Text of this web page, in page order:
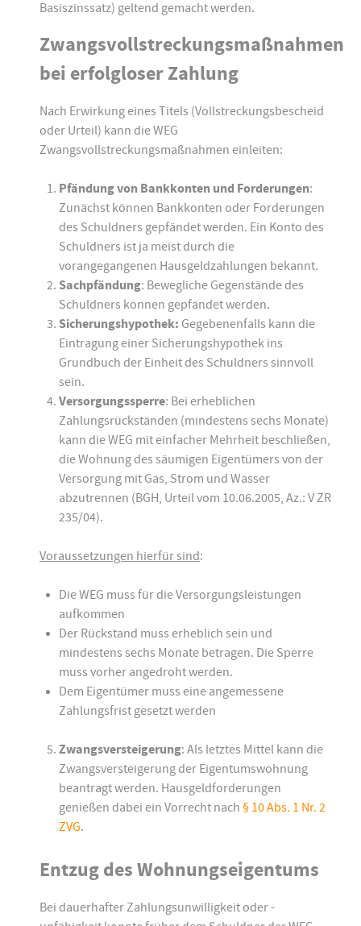
Basiszinssatz) geltend gemacht werden.
Zwangsvollstreckungsmaßnahmen
bei erfolgloser Zahlung
Nach Erwirkung eines Titels (Vollstreckungsbescheid
oder Urteil) kann die WEG
Zwangsvollstreckungsmaßnahmen einleiten:
Pfändung von Bankkonten und Forderungen:
Zunächst können Bankkonten oder Forderungen
des Schuldners gepfändet werden. Ein Konto des
Schuldners ist ja meist durch die
vorangegangenen Hausgeldzahlungen bekannt.
Sachpfändung: Bewegliche Gegenstände des
Schuldners können gepfändet werden.
Sicherungshypothek: Gegebenenfalls kann die
Eintragung einer Sicherungshypothek ins
Grundbuch der Einheit des Schuldners sinnvoll
sein.
Versorgungssperre: Bei erheblichen
Zahlungsrückständen (mindestens sechs Monate)
kann die WEG mit einfacher Mehrheit beschließen,
die Wohnung des säumigen Eigentümers von der
Versorgung mit Gas, Strom und Wasser
abzutrennen (BGH, Urteil vom 10.06.2005, Az.: V ZR
235/04).
Voraussetzungen hierfür sind:
Die WEG muss für die Versorgungsleistungen
aufkommen
Der Rückstand muss erheblich sein und
mindestens sechs Monate betragen. Die Sperre
muss vorher angedroht werden.
Dem Eigentümer muss eine angemessene
Zahlungsfrist gesetzt werden
Zwangsversteigerung: Als letztes Mittel kann die
Zwangsversteigerung der Eigentumswohnung
beantragt werden. Hausgeldforderungen
genießen dabei ein Vorrecht nach § 10 Abs. 1 Nr. 2
ZVG.
Entzug des Wohnungseigentums
Bei dauerhafter Zahlungsunwilligkeit oder -